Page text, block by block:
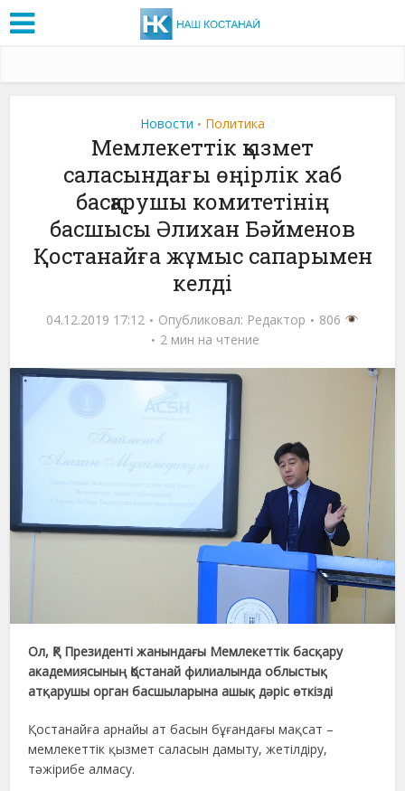
Новости • Политика
Мемлекеттік қызмет
саласындағы өңірлік хаб
басқарушы комитетінің
басшысы Әлихан Бәйменов
Қостанайға жұмыс сапарымен
келді
04.12.2019 17:12 Опубликовал: Редактор
806
2 мин на чтение
Ол, ҚР Президенті жанындағы Мемлекеттік басқару
академиясының Қостанай филиалында облыстық
атқарушы орган басшыларына ашық дәріс өткізді
Қостанайға арнайы ат басын бұғандағы мақсат –
мемлекеттік қызмет саласын дамыту, жетілдіру,
тәжірибе алмасу.